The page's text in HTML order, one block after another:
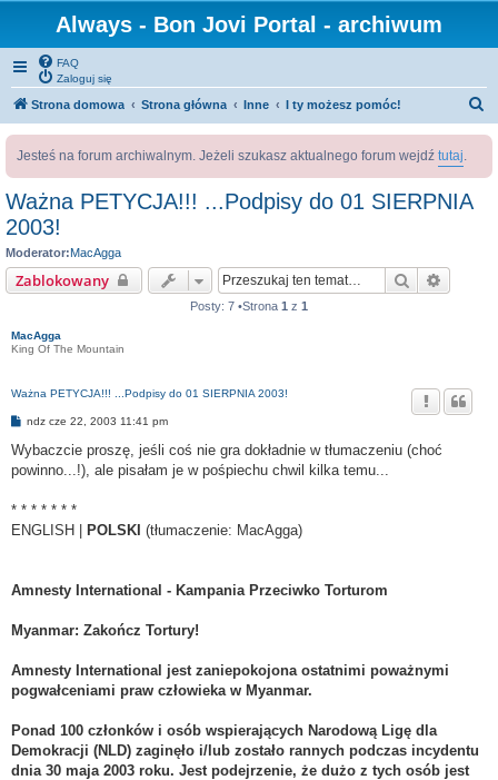
Always - Bon Jovi Portal - archiwum
FAQ
Zaloguj się
Strona domowa Strona główna Inne I ty możesz pomóc!
Jesteś na forum archiwalnym. Jeżeli szukasz aktualnego forum wejdź tutaj.
Ważna PETYCJA!!! ...Podpisy do 01 SIERPNIA
2003!
Moderator:MacAgga
Zablokowany Szukaj
Posty: 7 •Strona 1 z 1
MacAgga
King Of The Mountain
Ważna PETYCJA!!! ...Podpisy do 01 SIERPNIA 2003!
P
s
t
ndz cze 22, 2003 11:41 pm
Wybaczcie proszę, jeśli coś nie gra dokładnie w tłumaczeniu (choć
powinno...!), ale pisałam je w pośpiechu chwil kilka temu...
* * * * * * *
ENGLISH | POLSKI (tłumaczenie: MacAgga)
Amnesty International - Kampania Przeciwko Torturom
Myanmar: Zakończ Tortury!
Amnesty International jest zaniepokojona ostatnimi poważnymi
pogwałceniami praw człowieka w Myanmar.
Ponad 100 członków i osób wspierających Narodową Ligę dla
Demokracji (NLD) zaginęło i/lub zostało rannych podczas incydentu
dnia 30 maja 2003 roku. Jest podejrzenie, że dużo z tych osób jest